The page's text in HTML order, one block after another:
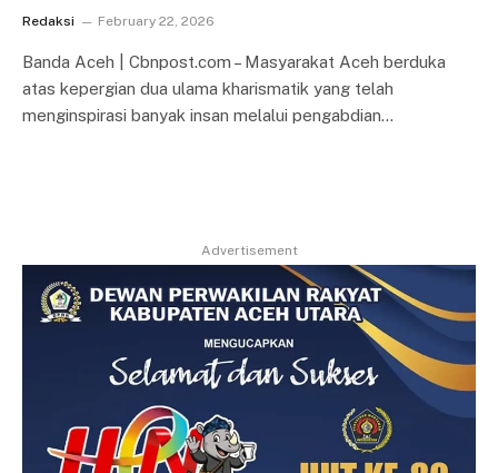
Redaksi February 22, 2026
Banda Aceh | Cbnpost.com – Masyarakat Aceh berduka
atas kepergian dua ulama kharismatik yang telah
menginspirasi banyak insan melalui pengabdian…
Advertisement